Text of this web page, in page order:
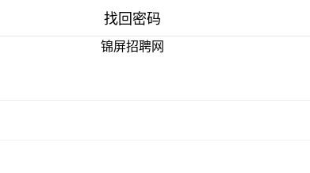
找回密码
锦屏招聘网